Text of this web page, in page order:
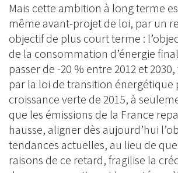
Mais cette ambition à long terme
même avant-projet de loi, par un
objectif de plus court terme :
de la consommation d’énergie
passer de -20 % entre 2012 et
par la loi de transition énergétique
croissance verte de 2015, à
que les émissions de la France
hausse, aligner dès aujourd’hui
tendances actuelles, au lieu de
raisons de ce retard, fragilise la